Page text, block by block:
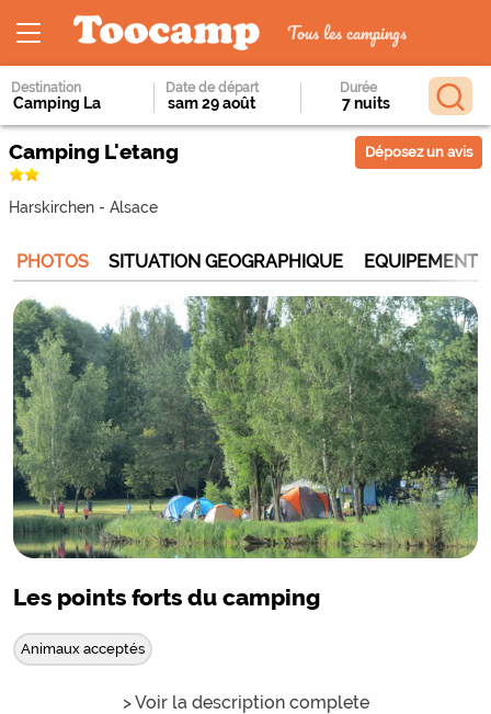
Tous les campings
Destination Date de départ Durée
Camping L'etang
Harskirchen - Alsace
Déposez un avis
PHOTOS SITUATION GEOGRAPHIQUE
Les points forts du camping
Animaux acceptés
> Voir la description complete